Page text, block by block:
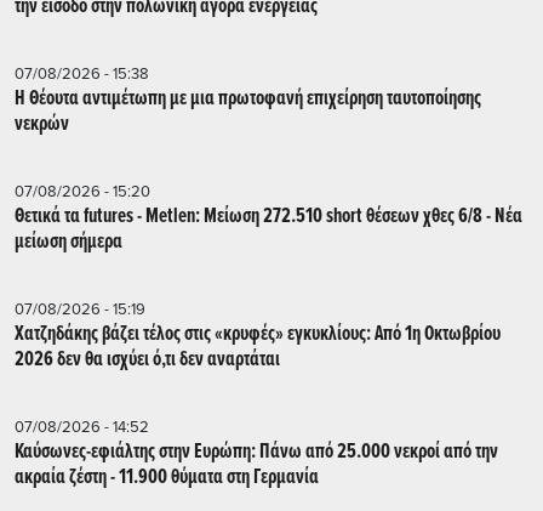
την είσοδό στην πολωνική αγορά ενέργειας
07/08/2026 - 15:38
Η Θέουτα αντιμέτωπη με μια πρωτοφανή επιχείρηση ταυτοποίησης
νεκρών
07/08/2026 - 15:20
Θετικά τα futures - Metlen: Μείωση 272.510 short θέσεων χθες 6/8 - Νέα
μείωση σήμερα
07/08/2026 - 15:19
Χατζηδάκης βάζει τέλος στις «κρυφές» εγκυκλίους: Από 1η Οκτωβρίου
2026 δεν θα ισχύει ό,τι δεν αναρτάται
07/08/2026 - 14:52
Καύσωνες-εφιάλτης στην Ευρώπη: Πάνω από 25.000 νεκροί από την
ακραία ζέστη - 11.900 θύματα στη Γερμανία